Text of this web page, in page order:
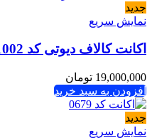
جدید
نمایش سریع
اکانت کالاف دیوتی کد 1002
19,000,000 تومان
افزودن به سبد خرید
جدید
نمایش سریع